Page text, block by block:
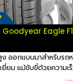
Goodyear Eagle
ออกแบบมาสำหรับรถ
ยม แม้ขับขี่ด้วยความเ